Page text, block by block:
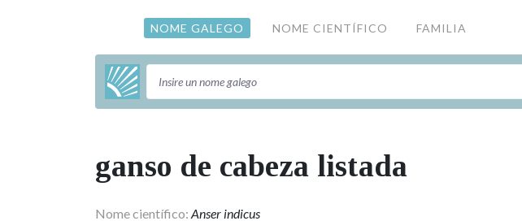
NOME GALEGO NOME CIENTÍFICO FAMILIA
Nome a buscar
ganso de cabeza listada
Nome científico: Anser indicus